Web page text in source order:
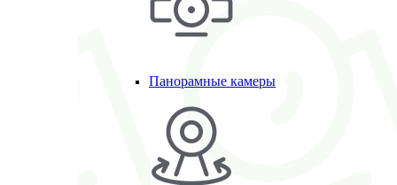
Панорамные камеры